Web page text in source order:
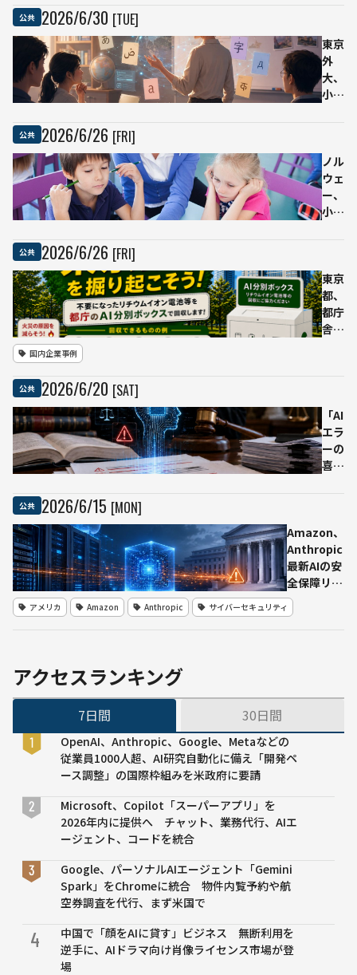
の擬
人化
AI新
規制
日施
行
ガプロ
ジェク
トに
設に
騒音
訴
訟
ぼ絶
え間
ない
騒
と主
張
公共 2026/6/30 [TUE]
東京
外
大、
小規
替懸
念に
声
明
を否
定、
28
専攻
公共 2026/6/26 [FRI]
ノル
ウェ
ー、
小学
原則
認め
ず
基礎
念
公共 2026/6/26 [FRI]
東京
都、
都庁
舎に
クル
ボッ
クス
設
イオ
ン電
池内
蔵製
国内企業事例
公共 2026/6/20 [SAT]
「AI
エラ
ーの
喜
た法
廷ト
ラブ
ル
引
米連
公共 2026/6/15 [MON]
Amazon、
Anthropic
最新AIの安
全保障リス
クを米政権
に指摘か
アメリカ Amazon Anthropic サイバーセキュリティ
アクセスランキング
7日間 30日間
OpenAI、Anthropic、Google、Metaなどの
従業員1000人超、AI研究自動化に備え「開発ペ
ース調整」の国際枠組みを米政府に要請
Microsoft、Copilot「スーパーアプリ」を
2026年内に提供へ チャット、業務代行、AIエ
ージェント、コードを統合
Google、パーソナルAIエージェント「Gemini
Spark」をChromeに統合 物件内覧予約や航
空券調査を代行、まず米国で
4
中国で「顔をAIに貸す」ビジネス 無断利用を
逆手に、AIドラマ向け肖像ライセンス市場が登
場